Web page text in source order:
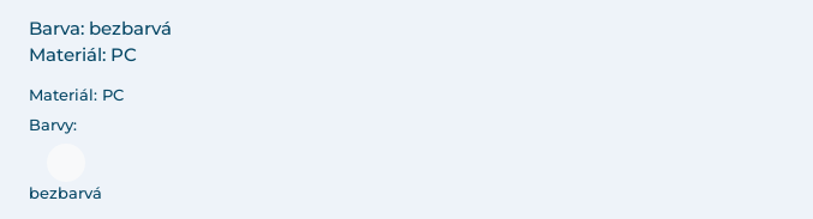
Barva: bezbarvá
Materiál: PC
Materiál: PC
Barvy:
bezbarvá